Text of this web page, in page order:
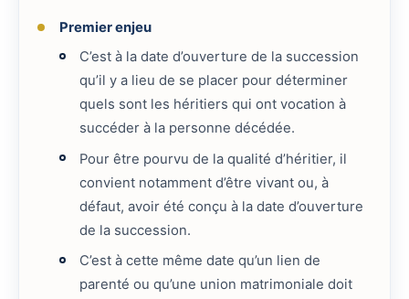
Premier enjeu
C’est à la date d’ouverture de la succession
qu’il y a lieu de se placer pour déterminer
quels sont les héritiers qui ont vocation à
succéder à la personne décédée.
Pour être pourvu de la qualité d’héritier, il
convient notamment d’être vivant ou, à
défaut, avoir été conçu à la date d’ouverture
de la succession.
C’est à cette même date qu’un lien de
parenté ou qu’une union matrimoniale doit